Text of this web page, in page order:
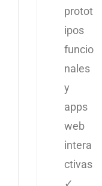
protot
ipos
funcio
nales
y
apps
web
intera
ctivas
✓